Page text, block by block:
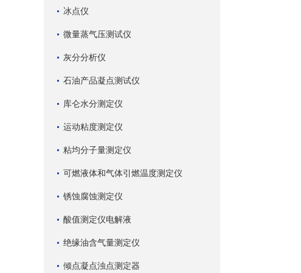
冰点仪
微量蒸气压测试仪
灰分分析仪
石油产品凝点测试仪
库仑水分测定仪
运动粘度测定仪
粘均分子量测定仪
可燃液体和气体引燃温度测定仪
锈蚀腐蚀测定仪
酸值测定仪电解液
绝缘油含气量测定仪
倾点凝点浊点测定器